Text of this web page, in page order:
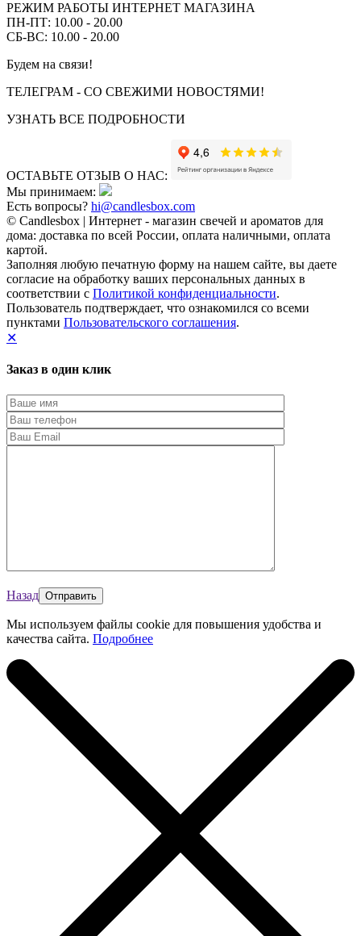
РЕЖИМ РАБОТЫ ИНТЕРНЕТ МАГАЗИНА
ПН-ПТ: 10.00 - 20.00
СБ-ВС: 10.00 - 20.00
Будем на связи!
ТЕЛЕГРАМ - СО СВЕЖИМИ НОВОСТЯМИ!
УЗНАТЬ ВСЕ ПОДРОБНОСТИ
ОСТАВЬТЕ ОТЗЫВ О НАС:
Мы принимаем:
Есть вопросы? hi@candlesbox.com
© Candlesbox | Интернет - магазин свечей и ароматов для
дома: доставка по всей России, оплата наличными, оплата
картой.
Заполняя любую печатную форму на нашем сайте, вы даете
согласие на обработку ваших персональных данных в
соответствии с Политикой конфиденциальности.
Пользователь подтверждает, что ознакомился со всеми
пунктами Пользовательского соглашения.
✕
Заказ в один клик
Назад
Мы используем файлы cookie для повышения удобства и
качества сайта. Подробнее